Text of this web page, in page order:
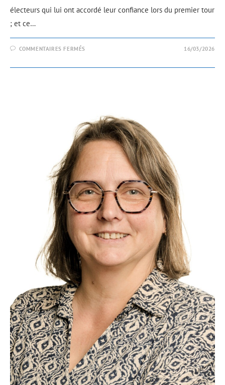
électeurs qui lui ont accordé leur confiance lors du premier tour
; et ce…
COMMENTAIRES FERMÉS 16/03/2026